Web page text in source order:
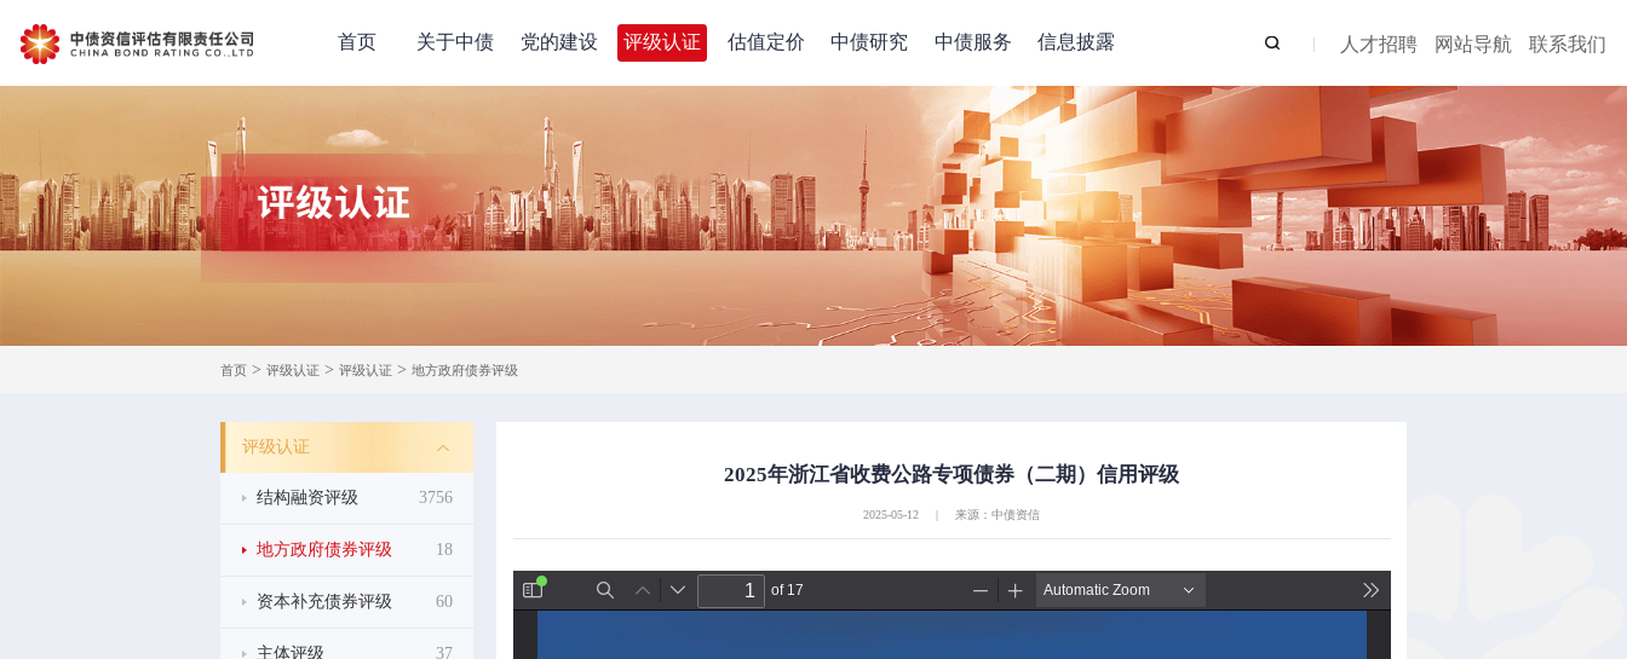
首页 关于中债 党的建设 评级认证 估值定价 中债研究 中债服务 信息披露 人才招聘 网站导航 联系我们
首页 > 评级认证 > 评级认证 > 地方政府债券评级
评级认证
结构融资评级 3756
地方政府债券评级 18
资本补充债券评级 60
主体评级 37
2025年浙江省收费公路专项债券（二期）信用评级
2025-05-12 | 来源：中债资信